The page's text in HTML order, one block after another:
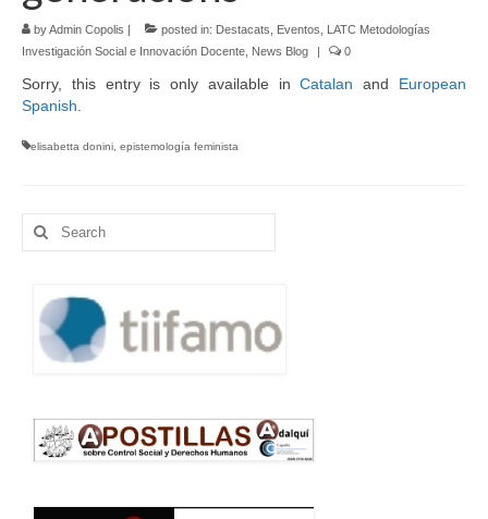
Language:
byAdmin Copolis | posted in: Destacats Eventos
LATC Metodologías
Investigación Social e Innovación Docente News Blog | 0
Sorry, this entry is only available inCatalan and European
Spanish
elisabetta donini epistemología feminista
Search
for: